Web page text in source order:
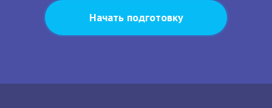
Начать подготовку